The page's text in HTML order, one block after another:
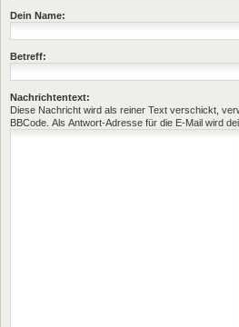
Dein Name:
Betreff:
Nachrichtentext:
Diese Nachricht wird als reiner Text verschickt,
BBCode. Als Antwort-Adresse für die E-Mail wird